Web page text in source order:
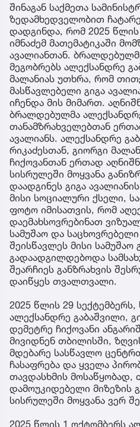
შინაგან საქმეთა
ზედამხედველობით
დადგინდა, რომ 2025 წლის
იმნაძემ მათემატიკაში
ავალიანთან.
მეგობრებს ალექსანდრე
მალანიას უთხრა, რომ
მასწავლებელი გიგა
იჩენდა მის მიმართ.
ბრალდებულმა
თანამზრახველებთან
ავალიანს. ალექსანდრე
რიკაძესთან, გიორგი
ჩიქოვანთან ერთად
სისრულეში მოყვანა
დაადგინეს გიგა
მისი სოციალური ქსელი,
ფოტო იმისათვის, რომ
დაემახსოვრებინათ
სამუშაო და
შეისწავლეს მისი
გადაადგილდებოდა
შეარჩიეს განზრახვის
დაიწყეს თვალთვალი.
2025 წლის 29 სექტემბერს,
ალექსანდრე გაბაშვილი,
დემეტრე ჩიქოვანი
მივიდნენ თბილისში,
მდებარე სასწავლო
ჩასაფრება და ყველა
თავდასხმის მოსაწყობად,
დამოუკიდებელი მიზეზის
სისრულეში მოყვანა ვერ
2025 წლის 1 ოქტომბერს